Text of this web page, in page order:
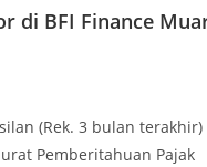
di BFI Finance
(Rek. 3 bulan terakhir)
Pemberitahuan Pajak